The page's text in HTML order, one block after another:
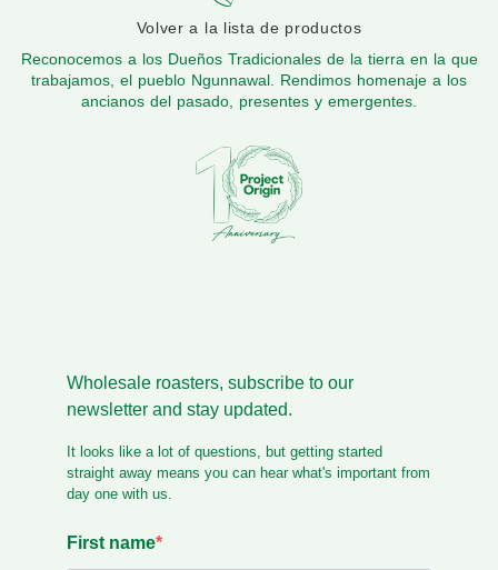
Volver a la lista de productos
Reconocemos a los Dueños Tradicionales de la tierra en la que
trabajamos, el pueblo Ngunnawal. Rendimos homenaje a los
ancianos del pasado, presentes y emergentes.